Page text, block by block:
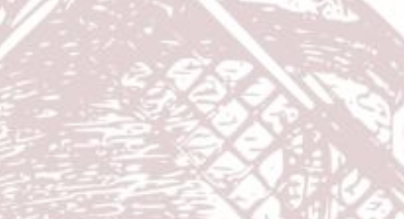
Amal Saleh
Putra dari Bapak Olleng dan Ibu Marwah
&